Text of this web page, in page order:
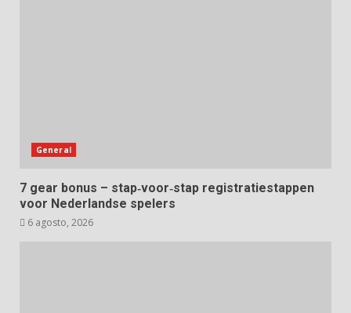
General
7 gear bonus – stap‑voor‑stap registratiestappen
voor Nederlandse spelers
6 agosto, 2026